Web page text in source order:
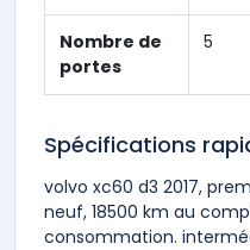
Nombre de
portes
5
Spécifications
volvo xc60 d3 2017,
neuf, 18500 km au
consommation.